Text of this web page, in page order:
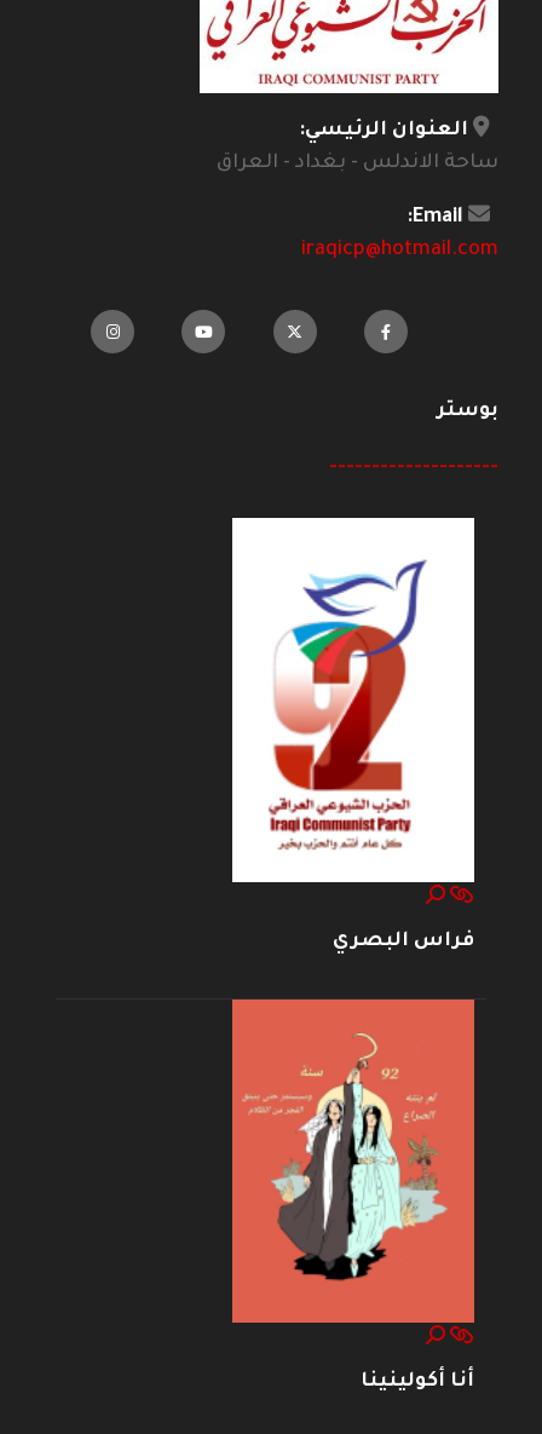
العنوان الرئيسي:
ساحة الاندلس - بغداد - العراق
Email:
iraqicp@hotmail.com
بوستر
--------------------
فراس البصري
أنا أكولينينا